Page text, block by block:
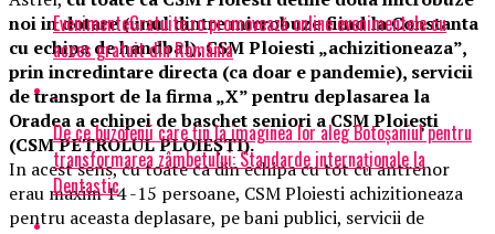
noi in dotare (unul dintre microbuze fiind la Constanta
cu echipa de handbal), CSM Ploiesti „achizitioneaza”,
prin incredintare directa (ca doar e pandemie), servicii
de transport de la firma „X” pentru deplasarea la
Oradea a echipei de baschet seniori a CSM Ploieşti
(CSM PETROLUL PLOIEŞTI).
In acest sens, cu toate ca din echipa cu tot cu antrenor
erau maxim 14 -15 persoane, CSM Ploiesti achizitioneaza
pentru aceasta deplasare, pe bani publici, servicii de
EvenimenteGratuite.ro promovează online evenimentele cu
acces gratuit din România
De ce buzoienii care țin la imaginea lor aleg Botoșaniul pentru
transformarea zâmbetului: Standarde internaționale la
Dentastic